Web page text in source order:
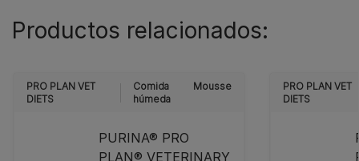
Productos relacionados:
PRO PLAN VET
DIETS
Comida
húmeda
Mousse
PURINA® PRO
PLAN® VETERINARY
PRO PLAN VET
DIETS